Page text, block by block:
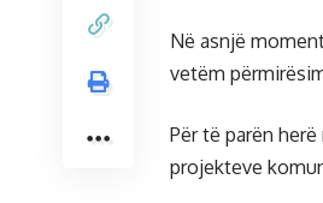
Në asnjë
vetëm
Për të parën
projekteve